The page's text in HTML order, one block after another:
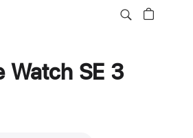
Watch SE 3